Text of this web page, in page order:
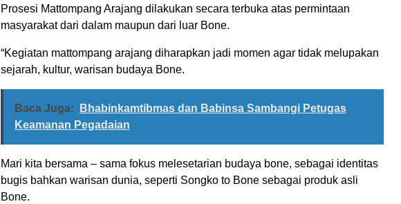
Prosesi Mattompang Arajang dilakukan secara terbuka atas permintaan
masyarakat dari dalam maupun dari luar Bone.
“Kegiatan mattompang arajang diharapkan jadi momen agar tidak melupakan
sejarah, kultur, warisan budaya Bone.
Baca Juga:
Bhabinkamtibmas dan Babinsa Sambangi Petugas
Keamanan Pegadaian
Mari kita bersama – sama fokus melesetarian budaya bone, sebagai identitas
bugis bahkan warisan dunia, seperti Songko to Bone sebagai produk asli
Bone.